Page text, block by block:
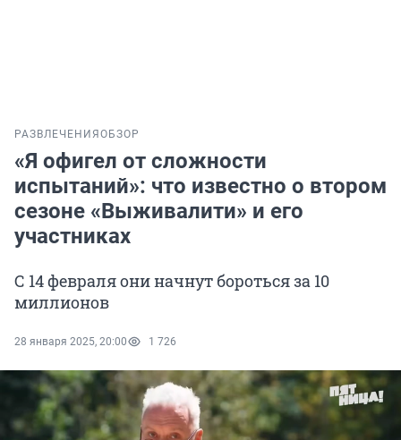
РАЗВЛЕЧЕНИЯ ОБЗОР
«Я офигел от сложности
испытаний»: что известно о втором
сезоне «Выживалити» и его
участниках
С 14 февраля они начнут бороться за 10
миллионов
28 января 2025, 20:00 1 726